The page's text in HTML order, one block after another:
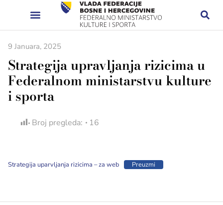
9 Januara, 2025
Strategija upravljanja rizicima u
Federalnom ministarstvu kulture
i sporta
Broj pregleda: 16
Strategija uparvljanja rizicima – za web Preuzmi